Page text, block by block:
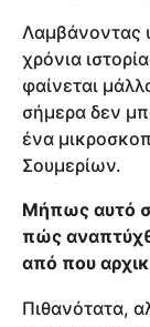
Λαμβάνοντας
χρόνια
φαίνεται
σήμερα δεν
ένα
Σουμερίων.
Μήπως αυτό
πώς
από που
Πιθανότατα,